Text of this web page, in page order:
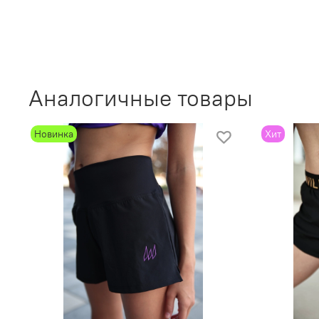
Аналогичные товары
Новинка Хит